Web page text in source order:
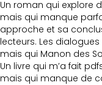
Un roman qui explore
mais qui manque
approche et sa
lecteurs. Les
mais qui Manon des
Un livre qui m’a fait
mais qui manque de